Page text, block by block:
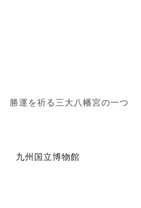
勝運を祈る三大八幡宮の一つ
九州国立博物館